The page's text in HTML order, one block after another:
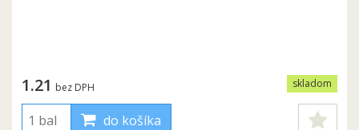
skladom
1.21 bez DPH
do košíka